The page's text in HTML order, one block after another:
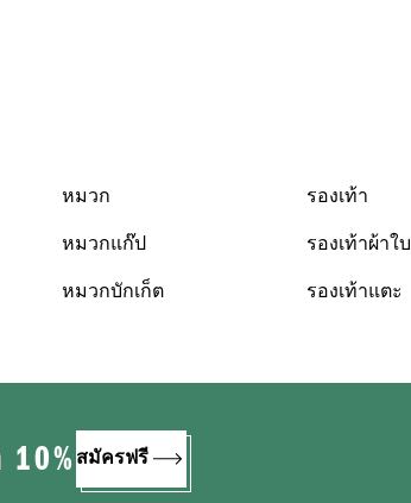
หมวก
หมวกแก๊ป
หมวกบักเก็ต
รองเท้า
รองเท้าผ้าใบ
รองเท้าแตะ
สมัครฟรี